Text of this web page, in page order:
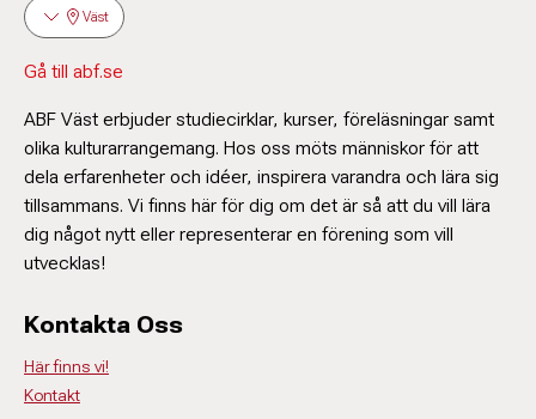
Väst
Gå till abf.se
ABF Väst erbjuder studiecirklar, kurser, föreläsningar samt
olika kulturarrangemang. Hos oss möts människor för att
dela erfarenheter och idéer, inspirera varandra och lära sig
tillsammans. Vi finns här för dig om det är så att du vill lära
dig något nytt eller representerar en förening som vill
utvecklas!
Kontakta Oss
Här finns vi!
Kontakt